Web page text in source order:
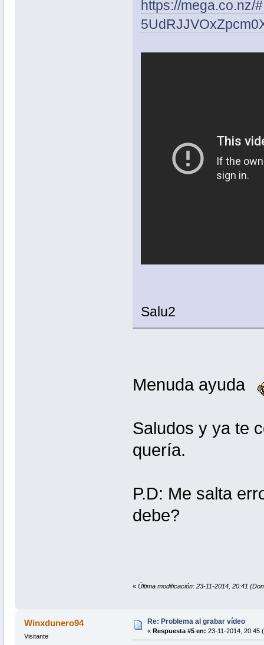
https://mega.co.nz/
Salu2
Menuda ayuda
Saludos y ya te
quería.
P.D: Me salta
debe?
« Última modificación: 23-11-2014, 20:41
Winxdunero94
Visitante
Re: Problema al grabar vídeo
« Respuesta #5 en: 23-11-2014, 20:45